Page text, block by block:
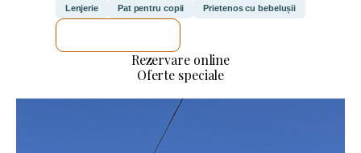
Lenjerie Pat pentru copii Prietenos cu bebelușii
Rezervare online
Oferte speciale